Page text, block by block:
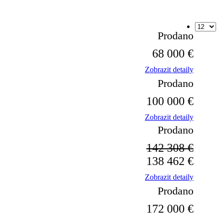
Prodano
68 000 €
Zobrazit detaily
Prodano
100 000 €
Zobrazit detaily
Prodano
142 308 €
138 462 €
Zobrazit detaily
Prodano
172 000 €